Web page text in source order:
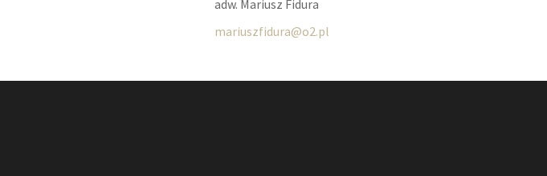
adw. Mariusz Fidura
mariuszfidura@o2.pl